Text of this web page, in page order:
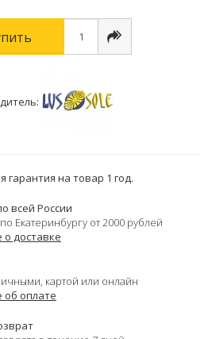
гарантия на товар 1 год.
всей России
Екатеринбургу от 2000 рублей
доставке
картой или онлайн
об оплате